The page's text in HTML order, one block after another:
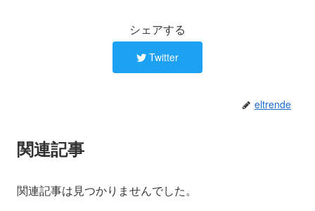
シェアする
Twitter
eltrende
関連記事
関連記事は見つかりませんでした。